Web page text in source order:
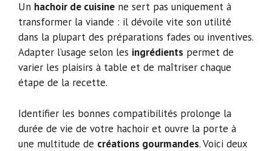
Un hachoir de cuisine ne sert pas uniquement à
transformer la viande : il dévoile vite son utilité
dans la plupart des préparations fades ou inventives.
Adapter l’usage selon les ingrédients permet de
varier les plaisirs à table et de maîtriser chaque
étape de la recette.
Identifier les bonnes compatibilités prolonge la
durée de vie de votre hachoir et ouvre la porte à
une multitude de créations gourmandes. Voici deux